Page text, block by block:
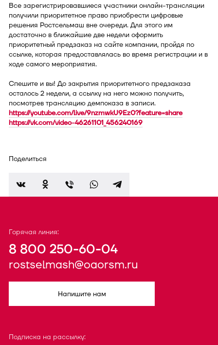
Все зарегистрировавшиеся участники онлайн-трансляции
получили приоритетное право приобрести цифровые
решения Ростсельмаш вне очереди. Для этого им
достаточно в ближайшие две недели оформить
приоритетный предзаказ на сайте компании, пройдя по
ссылке, которая предоставлялась во время регистрации и в
ходе самого мероприятия.
Спешите и вы! До закрытия приоритетного предзаказа
осталось 2 недели, а ссылку на него можно получить,
посмотрев трансляцию демпоказа в записи.
https://youtube.com/live/9nzmwkU9Ez0?feature=share
https://vk.com/video-46261101_456240169
Поделиться
Горячая линия:
8 800 250-60-04
rostselmash@oaorsm.ru
Напишите нам
Подписка на рассылку: